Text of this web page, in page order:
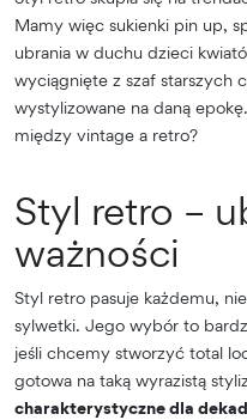
Mamy więc sukienki pin up,
ubrania w duchu dzieci
wyciągnięte z szaf starszych
wystylizowane na daną
między vintage a retro?
Styl retro –
ważności
Styl retro pasuje każdemu,
sylwetki. Jego wybór to
jeśli chcemy stworzyć total
gotowa na taką wyrazistą
charakterystyczne dla